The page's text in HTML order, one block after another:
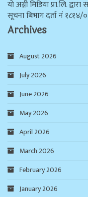
याे अग्नी मिडिया प्रा.लि.
सूचना बिभाग दर्ता न‌ं
Archives
August 2026
July 2026
June 2026
May 2026
April 2026
March 2026
February 2026
January 2026